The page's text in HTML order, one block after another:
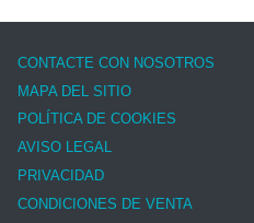
CONTACTE CON NOSOTROS
MAPA DEL SITIO
POLÍTICA DE COOKIES
AVISO LEGAL
PRIVACIDAD
CONDICIONES DE VENTA